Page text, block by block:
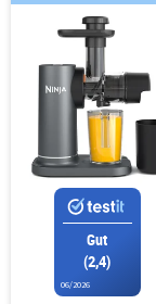
Gut
(2,4)
06/2026